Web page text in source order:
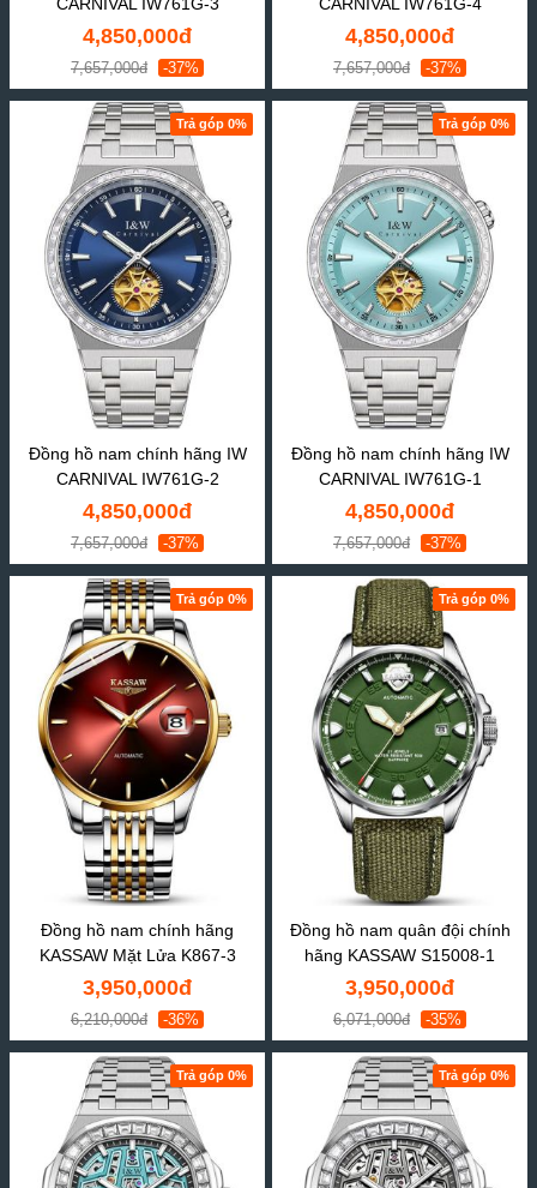
4,850,000đ
7,657,000đ -37%
4,850,000đ
7,657,000đ -37%
Trả góp 0%
Đồng hồ nam chính hãng IW
CARNIVAL IW761G-2
4,850,000đ
7,657,000đ -37%
Trả góp 0%
Đồng hồ nam chính hãng IW
CARNIVAL IW761G-1
4,850,000đ
7,657,000đ -37%
Trả góp 0%
Đồng hồ nam chính hãng
KASSAW Mặt Lửa K867-3
3,950,000đ
6,210,000đ -36%
Trả góp 0%
Đồng hồ nam quân đội chính
hãng KASSAW S15008-1
3,950,000đ
6,071,000đ -35%
Trả góp 0% Trả góp 0%